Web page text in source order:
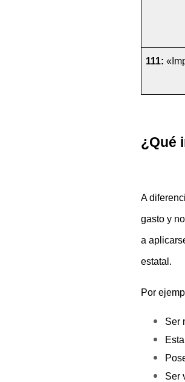
111:
¿Qué
A
gasto y
a
estatal.
Por
Ser
Ser